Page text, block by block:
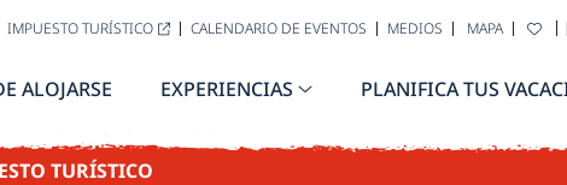
IMPUESTO TURÍSTICO CALENDARIO DE EVENTOS MEDIOS MAPA
ALOJARSE EXPERIENCIAS PLANIFICA TUS
TURÍSTICO